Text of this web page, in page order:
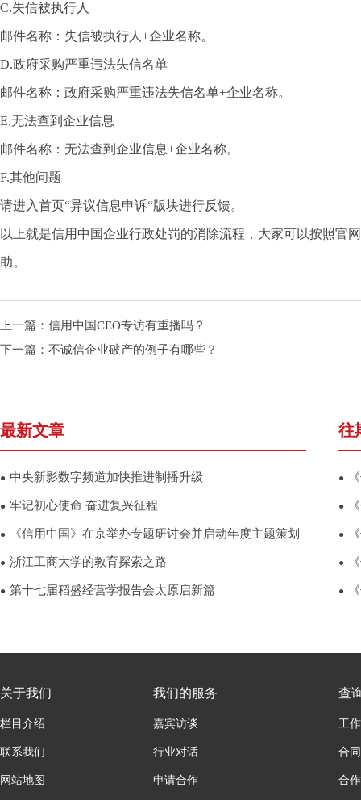
C.失信被执行人
邮件名称：失信被执行人+企业名称。
D.政府采购严重违法失信名单
邮件名称：政府采购严重违法失信名单+企业名称。
E.无法查到企业信息
邮件名称：无法查到企业信息+企业名称。
F.其他问题
请进入首页“异议信息申诉“版块进行反馈。
以上就是信用中国企业行政处罚的消除流程，大家可以按照官
助。
上一篇： 信用中国CEO专访有重播吗？
下一篇： 不诚信企业破产的例子有哪些？
最新文章
● 中央新影数字频道加快推进制播升级
● 牢记初心使命 奋进复兴征程
● 《信用中国》在京举办专题研讨会并启动年度主题策划
● 浙江工商大学的教育探索之路
● 第十七届稻盛经营学报告会太原启新篇
往
●
●
●
●
●
关于我们
栏目介绍
联系我们
网站地图
我们的服务
嘉宾访谈
行业对话
申请合作
查
工
合
合